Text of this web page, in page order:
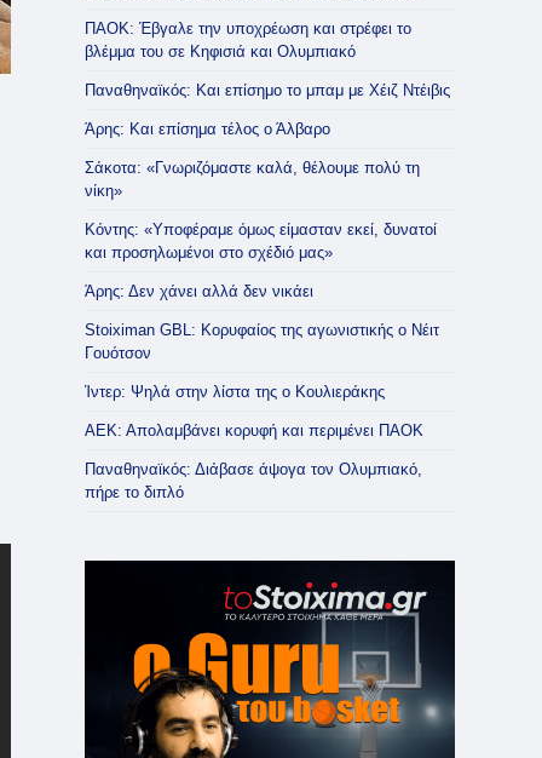
ΠΑΟΚ: Έβγαλε την υποχρέωση και στρέφει το
βλέμμα του σε Κηφισιά και Ολυμπιακό
Παναθηναϊκός: Και επίσημο το μπαμ με Χέιζ Ντέιβις
Άρης: Και επίσημα τέλος ο Άλβαρο
Σάκοτα: «Γνωριζόμαστε καλά, θέλουμε πολύ τη
νίκη»
Κόντης: «Υποφέραμε όμως είμασταν εκεί, δυνατοί
και προσηλωμένοι στο σχέδιό μας»
Άρης: Δεν χάνει αλλά δεν νικάει
Stoiximan GBL: Κορυφαίος της αγωνιστικής ο Νέιτ
Γουότσον
Ίντερ: Ψηλά στην λίστα της ο Κουλιεράκης
ΑΕΚ: Απολαμβάνει κορυφή και περιμένει ΠΑΟΚ
Παναθηναϊκός: Διάβασε άψογα τον Ολυμπιακό,
πήρε το διπλό